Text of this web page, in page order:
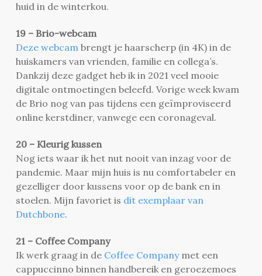
huid in de winterkou.
19 – Brio-webcam
Deze webcambrengt je haarscherp (in 4K) in de
huiskamers van vrienden, familie en collega’s.
Dankzij deze gadget heb ik in 2021 veel mooie
digitale ontmoetingen beleefd. Vorige week kwam
de Brio nog van pas tijdens een geïmproviseerd
online kerstdiner, vanwege een coronageval.
20 – Kleurig kussen
Nog iets waar ik het nut nooit van inzag voor de
pandemie. Maar mijn huis is nu comfortabeler en
gezelliger door kussens voor op de bank en in
stoelen. Mijn favoriet is dit exemplaar van
Dutchbone.
21 – Coffee Company
Ik werk graag in de Coffee Company met een
cappuccinno binnen handbereik en geroezemoes